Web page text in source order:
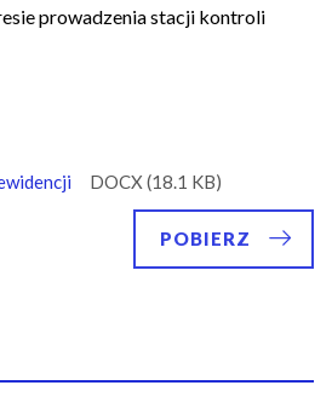
prowadzenia stacji kontroli
POBIERZ